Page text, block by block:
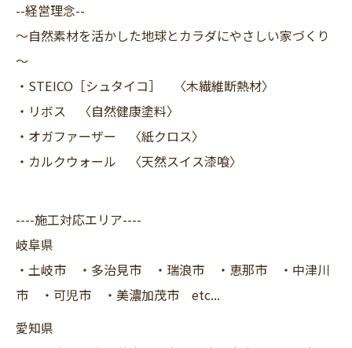
--経営理念--
～自然素材を活かした地球とカラダにやさしい家づくり
～
・STEICO［シュタイコ］ 〈木繊維断熱材〉
・リボス 〈自然健康塗料〉
・オガファーザー 〈紙クロス〉
・カルクウォール 〈天然スイス漆喰〉
----施工対応エリア----
岐阜県
・土岐市 ・多治見市 ・瑞浪市 ・恵那市 ・中津川
市 ・可児市 ・美濃加茂市 etc...
愛知県